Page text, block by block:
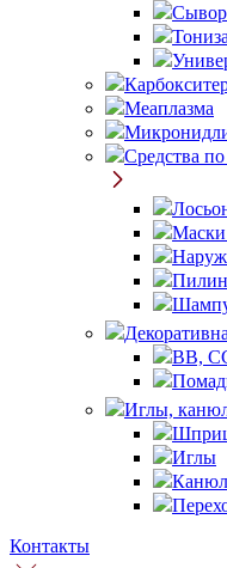
Меаплазма
Средства
Маски
BB,
Иглы,
Иглы
Контакты